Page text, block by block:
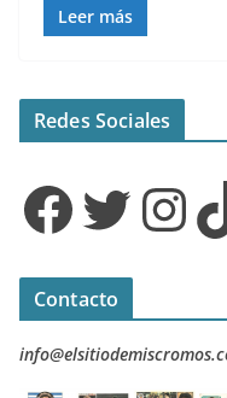
Leer más
Redes Sociales
Facebook Twitter InstagramTikTok
Contacto